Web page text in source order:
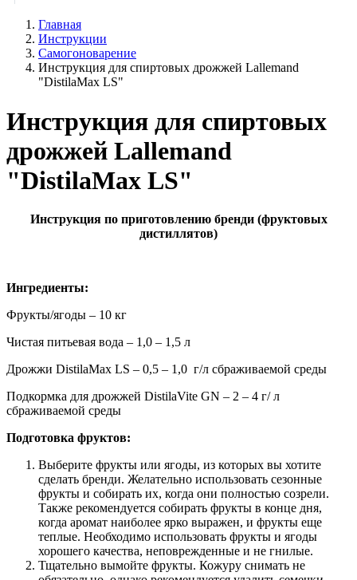
Главная
Инструкции
Самогоноварение
Инструкция для спиртовых дрожжей Lallemand
"DistilaMax LS"
Инструкция для спиртовых
дрожжей Lallemand
"DistilaMax LS"
Инструкция по приготовлению бренди (фруктовых
дистиллятов)
Ингредиенты:
Фрукты/ягоды – 10 кг
Чистая питьевая вода – 1,0 – 1,5 л
Дрожжи DistilaMax LS – 0,5 – 1,0 г/л cбраживаемой среды
Подкормка для дрожжей DistilaVite GN – 2 – 4 г/ л
сбраживаемой среды
Подготовка фруктов:
Выберите фрукты или ягоды, из которых вы хотите
сделать бренди. Желательно использовать сезонные
фрукты и собирать их, когда они полностью созрели.
Также рекомендуется собирать фрукты в конце дня,
когда аромат наиболее ярко выражен, и фрукты еще
теплые. Необходимо использовать фрукты и ягоды
хорошего качества, неповрежденные и не гнилые.
Тщательно вымойте фрукты. Кожуру снимать не